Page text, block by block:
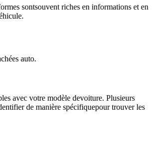
sontsouvent riches en informations et en
auto.
avec votre modèle devoiture. Plusieurs
de manière spécifiquepour trouver les